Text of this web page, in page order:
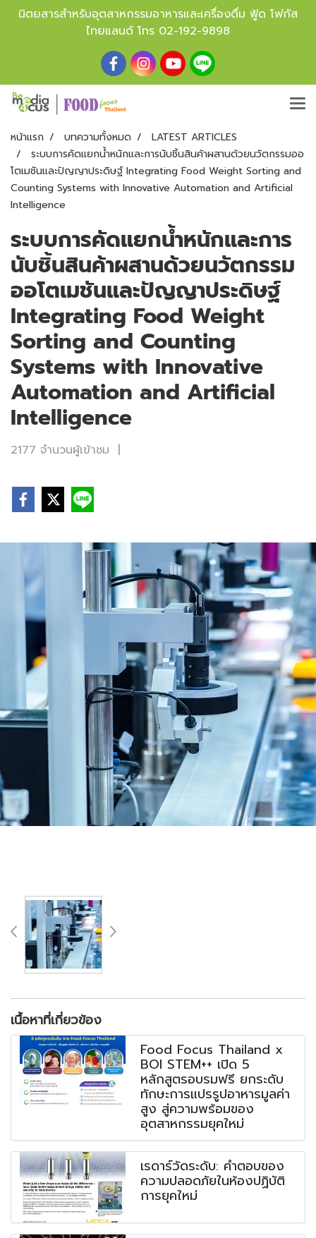
นิตยสารสำหรับอุตสาหกรรมอาหารและเครื่องดื่ม ฟู้ด โฟกัส
ไทยแลนด์ โทร 02-192-9898
หน้าแรก บทความทั้งหมด
LATEST ARTICLES
ระบบการคัดแยกน้ำหนักและการนับชิ้นสินค้าผสานด้วยนวัตกรรมออ
โตเมชันและปัญญาประดิษฐ์ Integrating Food Weight Sorting and
Counting Systems with Innovative Automation and Artificial
Intelligence
ระบบการคัดแยกน้ำหนักและการ
นับชิ้นสินค้าผสานด้วยนวัตกรรม
ออโตเมชันและปัญญาประดิษฐ์
Integrating Food Weight
Sorting and Counting
Systems with Innovative
Automation and Artificial
Intelligence
2177 จำนวนผู้เข้าชม |
เนื้อหาที่เกี่ยวข้อง
Food Focus Thailand x
BOI STEM++ เปิด 5
หลักสูตรอบรมฟรี ยกระดับ
ทักษะการแปรรูปอาหารมูลค่า
สูง สู่ความพร้อมของ
อุตสาหกรรมยุคใหม่
เรดาร์วัดระดับ: คำตอบของ
ความปลอดภัยในห้องปฏิบัติ
การยุคใหม่